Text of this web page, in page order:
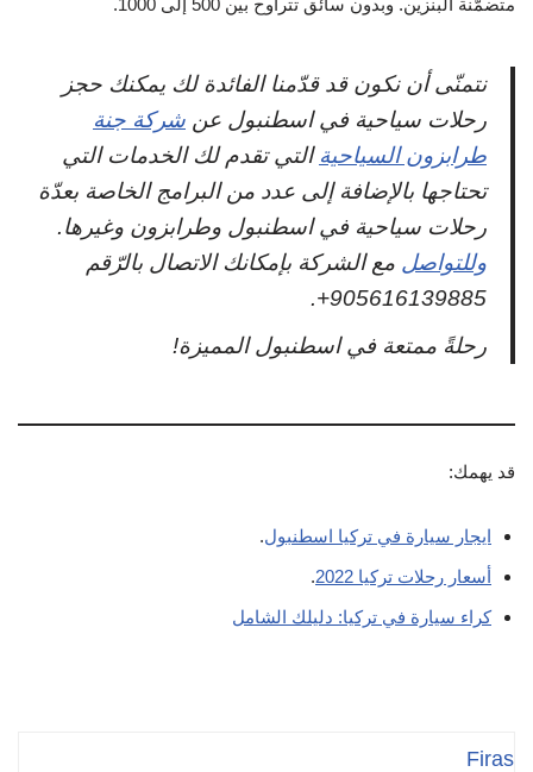
متضمّنة البنزين. وبدون سائق تتراوح بين 500 إلى 1000.
نتمنّى أن نكون قد قدّمنا الفائدة لك يمكنك حجز
رحلات سياحية في اسطنبول عن شركة جنة
طرابزون السياحية التي تقدم لك الخدمات التي
تحتاجها بالإضافة إلى عدد من البرامج الخاصة بعدّة
رحلات سياحية في اسطنبول وطرابزون وغيرها.
وللتواصل مع الشركة بإمكانك الاتصال بالرّقم
905616139885+.
رحلةً ممتعة في اسطنبول المميزة!
قد يهمك:
ايجار سيارة في تركيا اسطنبول.
أسعار رحلات تركيا 2022
.
كراء سيارة في تركيا: دليلك الشامل
Firas